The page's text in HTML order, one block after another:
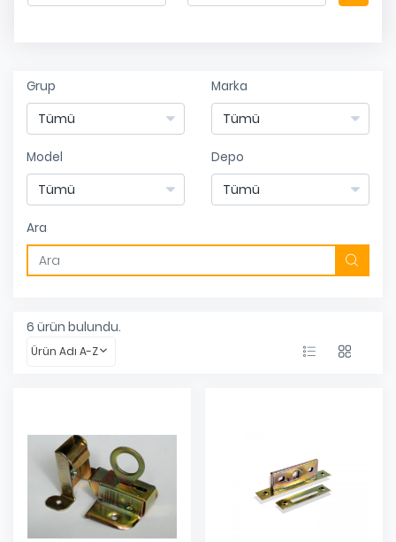
Grup Marka
Model Depo
Ara
6 ürün bulundu.
Ürün Adı A-Z